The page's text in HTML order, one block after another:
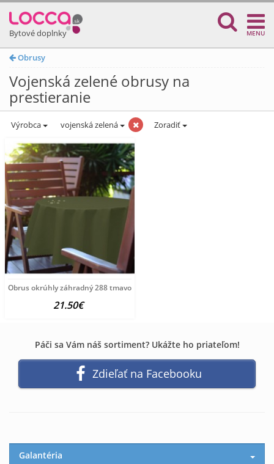
Bytové doplnky MENU
Obrusy
Vojenská zelené obrusy na
prestieranie
Výrobca vojenská zelená Zoradiť
Obrus okrúhly záhradný 288 tmavozelený Zelená Ø 150
21.50€
Páči sa Vám náš sortiment? Ukážte ho priateľom!
Zdieľať na Facebooku
Galantéria